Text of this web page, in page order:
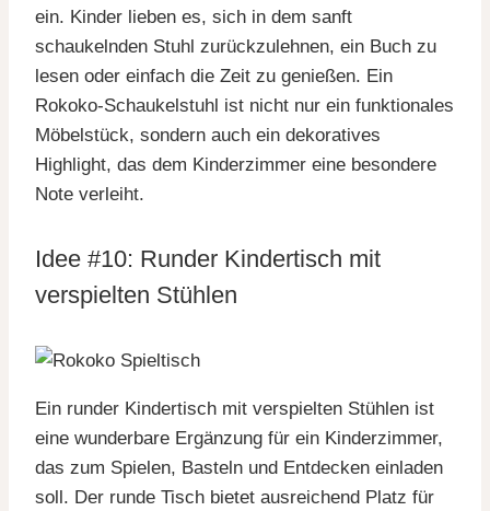
ein. Kinder lieben es, sich in dem sanft
schaukelnden Stuhl zurückzulehnen, ein Buch zu
lesen oder einfach die Zeit zu genießen. Ein
Rokoko-Schaukelstuhl ist nicht nur ein funktionales
Möbelstück, sondern auch ein dekoratives
Highlight, das dem Kinderzimmer eine besondere
Note verleiht.
Idee #10: Runder Kindertisch mit
verspielten Stühlen
Ein runder Kindertisch mit verspielten Stühlen ist
eine wunderbare Ergänzung für ein Kinderzimmer,
das zum Spielen, Basteln und Entdecken einladen
soll. Der runde Tisch bietet ausreichend Platz für